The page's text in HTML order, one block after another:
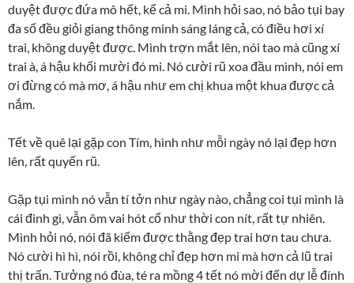
duyệt được đứa mô hết, kể cả mi. Mình hỏi sao, nó bảo tụi bay
đa số đều giỏi giang thông minh sáng láng cả, có điều hơi xí
trai, không duyệt được. Mình trợn mắt lên, nói tao mà cũng xí
trai à, á hậu khối mười đó mi. Nó cười rũ xoa đầu mình, nói em
ơi đừng có mà mơ, á hậu như em chị khua một khua được cả
nắm.
Tết về quê lại gặp con Tím, hình như mỗi ngày nó lại đẹp hơn
lên, rất quyến rũ.
Gặp tụi mình nó vẫn tí tởn như ngày nào, chẳng coi tụi mình là
cái đinh gì, vẫn ôm vai hót cổ như thời con nít, rất tự nhiên.
Mình hỏi nó, nói đã kiếm được thằng đẹp trai hơn tau chưa.
Nó cười hì hì, nói rồi, không chỉ đẹp hơn mi mà hơn cả lũ trai
thị trấn. Tưởng nó đùa, té ra mồng 4 tết nó mời đến dự lễ đính